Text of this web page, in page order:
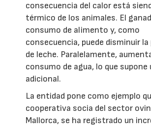
consecuencia del calor está
térmico de los animales. El
consumo de alimento y, como
consecuencia, puede disminuir
de leche. Paralelamente,
consumo de agua, lo que
adicional.
La entidad pone como ejemplo
cooperativa socia del sector
Mallorca, se ha registrado un